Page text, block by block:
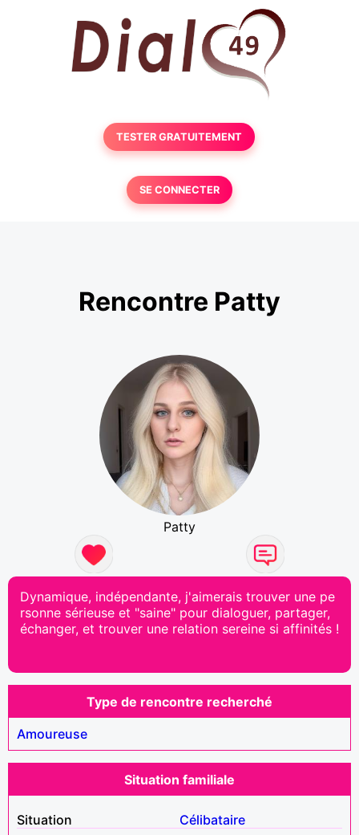
TESTER GRATUITEMENT
SE CONNECTER
Rencontre Patty
Patty
Dynamique, indépendante, j'aimerais trouver une pe
rsonne sérieuse et "saine" pour dialoguer, partager,
échanger, et trouver une relation sereine si affinités !
Type de rencontre recherché
Amoureuse
Situation familiale
Situation
Célibataire